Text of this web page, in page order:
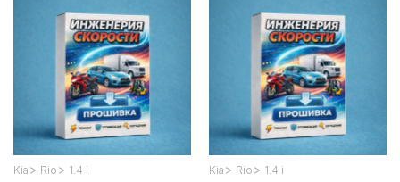
Kia > Rio > 1.4 i Kia > Rio > 1.4 i